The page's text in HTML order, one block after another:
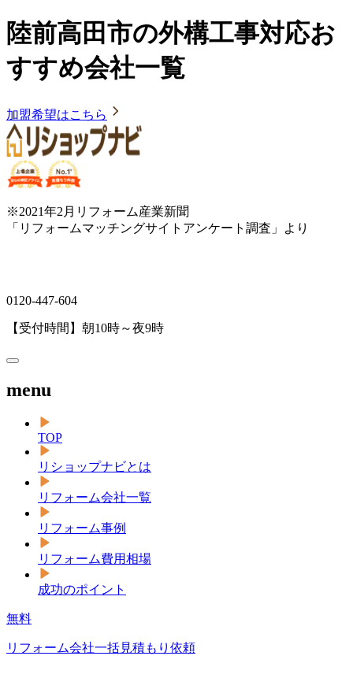
陸前高田市の外構工事対応お
すすめ会社一覧
加盟希望はこちら
※2021年2月リフォーム産業新聞
「リフォームマッチングサイトアンケート調査」より
0120-447-604
【受付時間】朝10時～夜9時
menu
TOP
リショップナビとは
リフォーム会社一覧
リフォーム事例
リフォーム費用相場
成功のポイント
無料
リフォーム会社一括見積もり依頼